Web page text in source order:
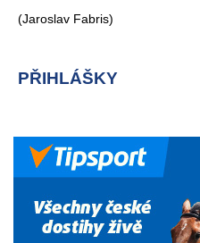
(Jaroslav Fabris)
PŘIHLÁŠKY